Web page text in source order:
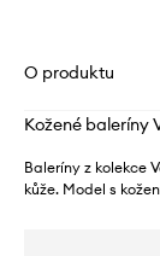
O produktu
Kožené baleríny
Baleríny z kolekce
kůže. Model s